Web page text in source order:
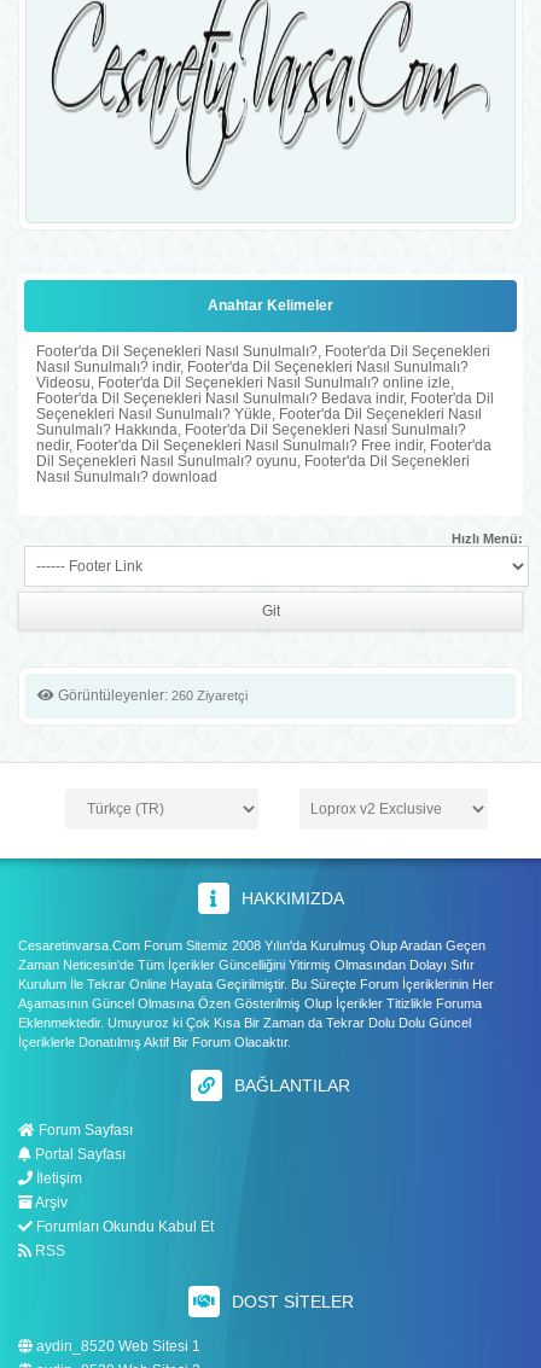
Anahtar Kelimeler
Footer'da Dil Seçenekleri Nasıl Sunulmalı?, Footer'da Dil Seçenekleri
Nasıl Sunulmalı? indir, Footer'da Dil Seçenekleri Nasıl Sunulmalı?
Videosu, Footer'da Dil Seçenekleri Nasıl Sunulmalı? online izle,
Footer'da Dil Seçenekleri Nasıl Sunulmalı? Bedava indir, Footer'da Dil
Seçenekleri Nasıl Sunulmalı? Yükle, Footer'da Dil Seçenekleri Nasıl
Sunulmalı? Hakkında, Footer'da Dil Seçenekleri Nasıl Sunulmalı?
nedir, Footer'da Dil Seçenekleri Nasıl Sunulmalı? Free indir, Footer'da
Dil Seçenekleri Nasıl Sunulmalı? oyunu, Footer'da Dil Seçenekleri
Nasıl Sunulmalı? download
Hızlı Menü:
Görüntüleyenler: 260 Ziyaretçi
HAKKIMIZDA
Cesaretinvarsa.Com Forum Sitemiz 2008 Yılın'da Kurulmuş Olup Aradan Geçen
Zaman Neticesin'de Tüm İçerikler Güncelliğini Yitirmiş Olmasından Dolayı Sıfır
Kurulum İle Tekrar Online Hayata Geçirilmiştir. Bu Süreçte Forum İçeriklerinin Her
Aşamasının Güncel Olmasına Özen Gösterilmiş Olup İçerikler Titizlikle Foruma
Eklenmektedir. Umuyuroz ki Çok Kısa Bir Zaman da Tekrar Dolu Dolu Güncel
İçeriklerle Donatılmış Aktif Bir Forum Olacaktır.
BAĞLANTILAR
Forum Sayfası
Portal Sayfası
İletişim
Arşiv
Forumları Okundu Kabul Et
RSS
DOST SITELER
aydin_8520 Web Sitesi 1